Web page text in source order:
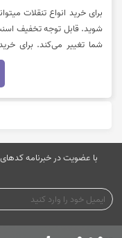
شوید. قابل توجه تخفیف
شما تغییر می‌کند. برای
با عضویت در خبرنامه کدهای